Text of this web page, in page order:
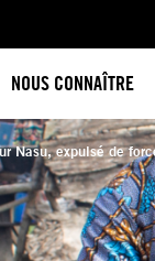
NOUS CONNAÎTRE
Nasu, expulsé de